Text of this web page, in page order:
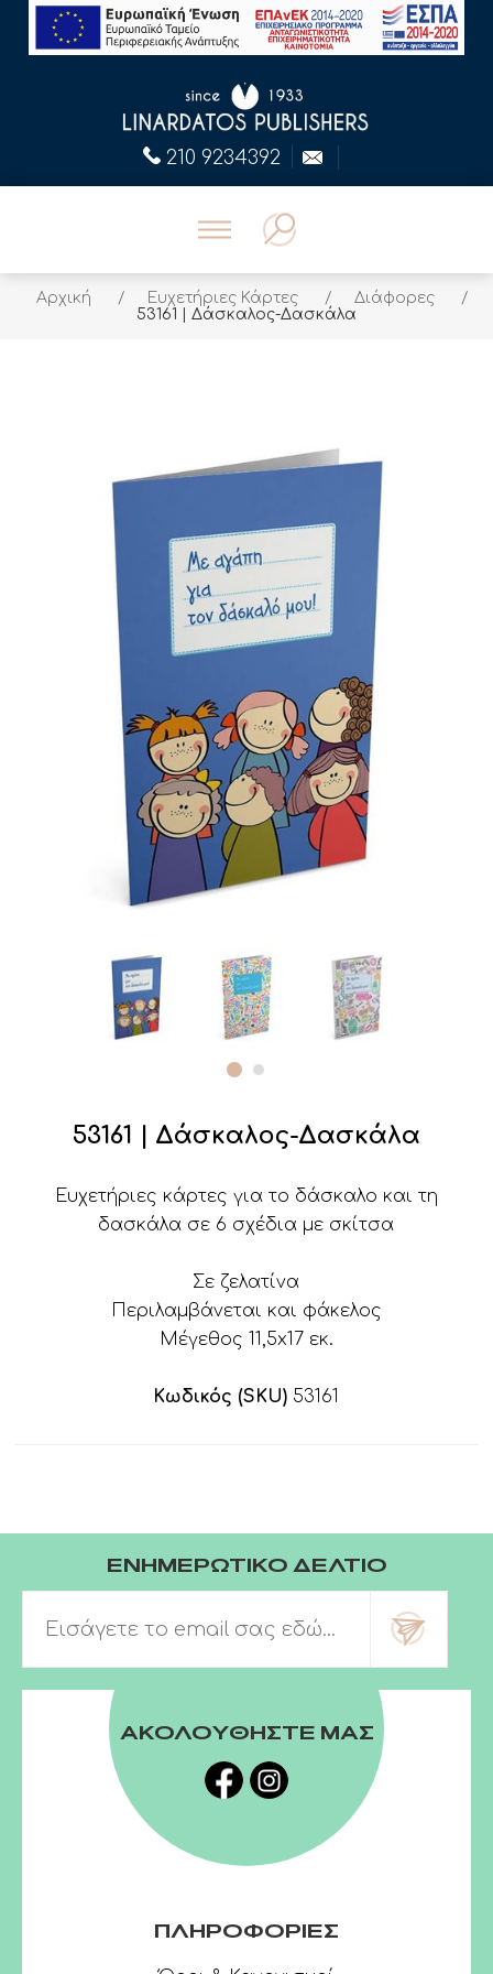
210 9234392
Αρχική / Ευχετήριες Κάρτες / Διάφορες
/
53161 | Δάσκαλος-Δασκάλα
53161 | Δάσκαλος-Δασκάλα
Ευχετήριες κάρτες για το δάσκαλο και τη
δασκάλα σε 6 σχέδια με σκίτσα
Σε ζελατίνα
Περιλαμβάνεται και φάκελος
Μέγεθος 11,5x17 εκ.
Κωδικός (SKU) 53161
ΕΝΗΜΕΡΩΤΙΚΟ ΔΕΛΤΙΟ
ΑΚΟΛΟΥΘΗΣΤΕ ΜΑΣ
ΠΛΗΡΟΦΟΡΙΕΣ